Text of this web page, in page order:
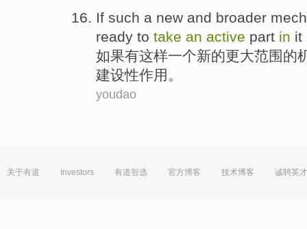
If such a new and broader
ready to take an active part in it
如果有这样一个新的更大范围的
建设性作用。
youdao
关于有道 Investors 有道智选 官方博客 技术博客 诚聘英才